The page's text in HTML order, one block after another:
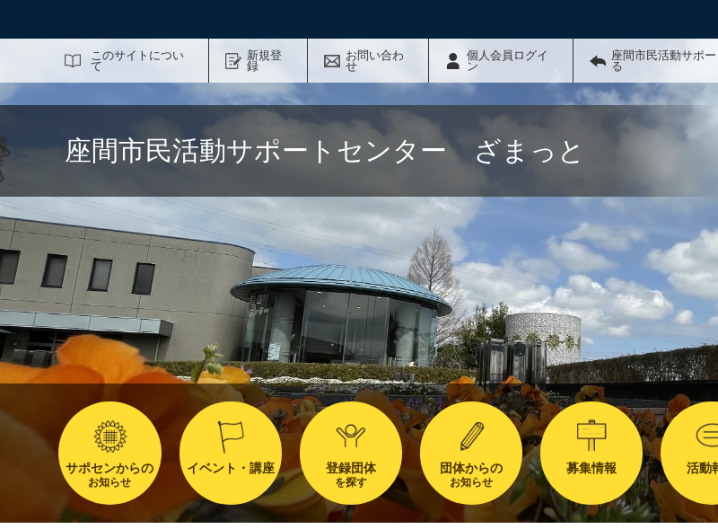
このサイトについ
て
新規登
録
お問い合わ
せ
個人会員ログイ
ン
座間市民活動サポ
る
座間市民活動サポートセンター ざまっと
サポセンからの
お知らせ
イベント・講座 登録団体
を探す
団体からの
お知らせ
募集情報 活動